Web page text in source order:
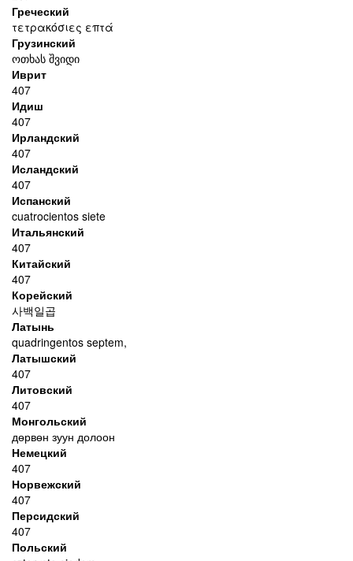
Греческий
τετρακόσιες επτά
Грузинский
ოთხას შვიდი
Иврит
407
Идиш
407
Ирландский
407
Исландский
407
Испанский
cuatrocientos siete
Итальянский
407
Китайский
407
Корейский
사백일곱
Латынь
quadringentos septem,
Латышский
407
Литовский
407
Монгольский
дөрвөн зуун долоон
Немецкий
407
Норвежский
407
Персидский
407
Польский